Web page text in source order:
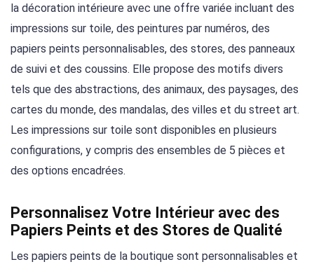
la décoration intérieure avec une offre variée incluant des
impressions sur toile, des peintures par numéros, des
papiers peints personnalisables, des stores, des panneaux
de suivi et des coussins. Elle propose des motifs divers
tels que des abstractions, des animaux, des paysages, des
cartes du monde, des mandalas, des villes et du street art.
Les impressions sur toile sont disponibles en plusieurs
configurations, y compris des ensembles de 5 pièces et
des options encadrées.
Personnalisez Votre Intérieur avec des
Papiers Peints et des Stores de Qualité
Les papiers peints de la boutique sont personnalisables et